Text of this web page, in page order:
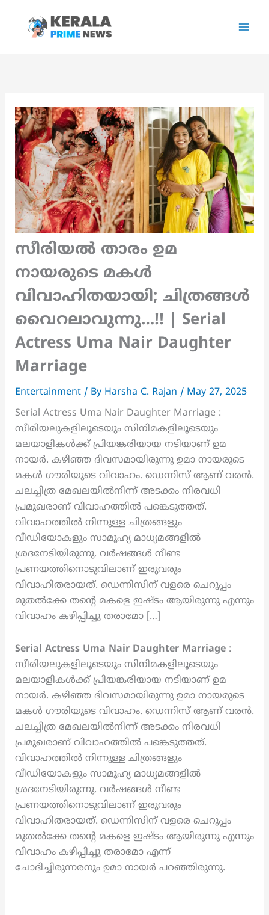
content
സീരിയൽ താരം ഉമ
നായരുടെ മകൾ
വിവാഹിതയായി; ചിത്രങ്ങൾ
വൈറലാവുന്നു…!! | Serial
Actress Uma Nair Daughter
Marriage
Entertainment/ By Harsha C. Rajan / May 27, 2025
Serial Actress Uma Nair Daughter Marriage :
സീരിയലുകളിലൂടെയും സിനിമകളിലൂടെയും
മലയാളികൾക്ക് പ്രിയങ്കരിയായ നടിയാണ് ഉമ
നായർ. കഴിഞ്ഞ ദിവസമായിരുന്നു ഉമാ നായരുടെ
മകൾ ഗൗരിയുടെ വിവാഹം. ഡെന്നിസ് ആണ് വരൻ.
ചലച്ചിത്ര മേഖലയിൽനിന്ന് അടക്കം നിരവധി
പ്രമുഖരാണ് വിവാഹത്തിൽ പങ്കെടുത്തത്.
വിവാഹത്തിൽ നിന്നുള്ള ചിത്രങ്ങളും
വീഡിയോകളും സാമൂഹ്യ മാധ്യമങ്ങളിൽ
ശ്രദനേടിയിരുന്നു. വർഷങ്ങൾ നീണ്ട
പ്രണയത്തിനൊടുവിലാണ് ഇരുവരും
വിവാഹിതരായത്. ഡെന്നിസിന് വളരെ ചെറുപ്പം
മുതൽക്കേ തന്റെ മകളെ ഇഷ്ടം ആയിരുന്നു എന്നും
വിവാഹം കഴിപ്പിച്ചു തരാമോ […]
Serial Actress Uma Nair Daughter Marriage:
സീരിയലുകളിലൂടെയും സിനിമകളിലൂടെയും
മലയാളികൾക്ക് പ്രിയങ്കരിയായ നടിയാണ് ഉമ
നായർ. കഴിഞ്ഞ ദിവസമായിരുന്നു ഉമാ നായരുടെ
മകൾ ഗൗരിയുടെ വിവാഹം. ഡെന്നിസ് ആണ് വരൻ.
ചലച്ചിത്ര മേഖലയിൽനിന്ന് അടക്കം നിരവധി
പ്രമുഖരാണ് വിവാഹത്തിൽ പങ്കെടുത്തത്.
വിവാഹത്തിൽ നിന്നുള്ള ചിത്രങ്ങളും
വീഡിയോകളും സാമൂഹ്യ മാധ്യമങ്ങളിൽ
ശ്രദനേടിയിരുന്നു. വർഷങ്ങൾ നീണ്ട
പ്രണയത്തിനൊടുവിലാണ് ഇരുവരും
വിവാഹിതരായത്. ഡെന്നിസിന് വളരെ ചെറുപ്പം
മുതൽക്കേ തന്റെ മകളെ ഇഷ്ടം ആയിരുന്നു എന്നും
വിവാഹം കഴിപ്പിച്ചു തരാമോ എന്ന്
ചോദിച്ചിരുന്നരനും ഉമാ നായർ പറഞ്ഞിരുന്നു.